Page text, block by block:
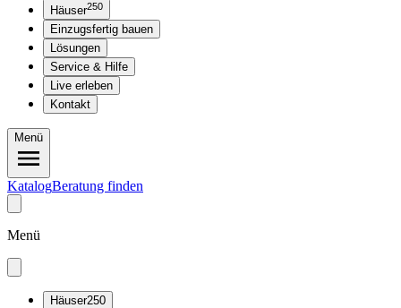
Häuser250
Einzugsfertig bauen
Lösungen
Service & Hilfe
Live erleben
Kontakt
Menü
KatalogBeratung finden
Menü
Häuser250